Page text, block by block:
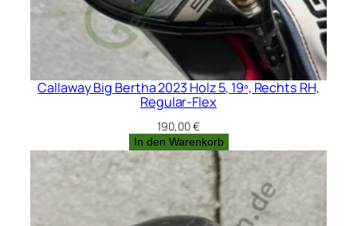
Callaway Big Bertha 2023 Holz 5, 19º, Rechts RH,
Regular-Flex
190,00€
In den Warenkorb